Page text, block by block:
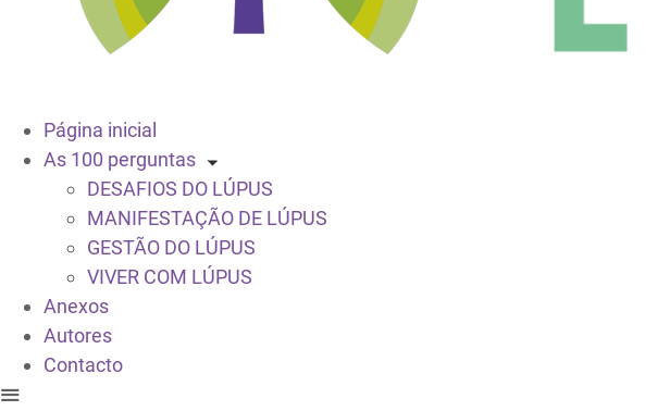
Página inicial
As 100 perguntas
DESAFIOS DO LÚPUS
MANIFESTAÇÃO DE LÚPUS
GESTÃO DO LÚPUS
VIVER COM LÚPUS
Anexos
Autores
Contacto